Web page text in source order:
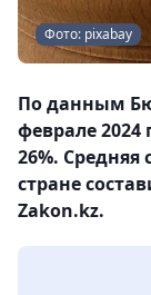
Фото: pixabay
По данным
феврале 2024
26%. Средняя
стране
Zakon.kz.